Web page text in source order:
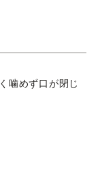
噛めず口が閉じ